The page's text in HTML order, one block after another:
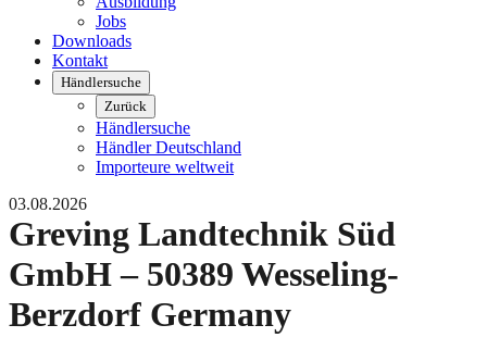
Jobs
Downloads
Kontakt
Händlersuche
Zurück
Händlersuche
Händler Deutschland
Importeure weltweit
03.08.2026
Greving Landtechnik Süd
GmbH – 50389 Wesseling-
Berzdorf Germany